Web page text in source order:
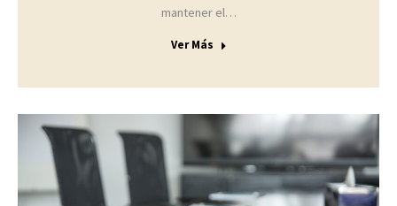
mantener el…
Ver Más